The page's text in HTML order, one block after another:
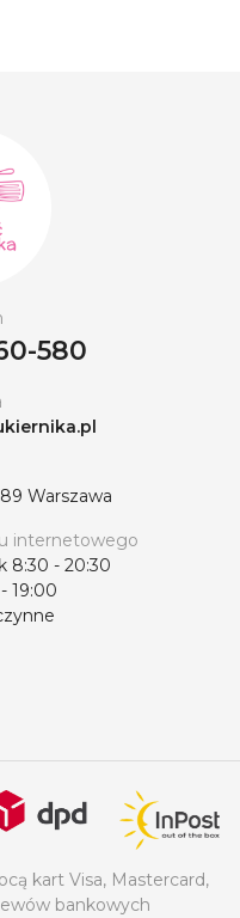
580
Warszawa
internetowego
8:30 - 20:30
19:00
kart Visa, Mastercard,
bankowych